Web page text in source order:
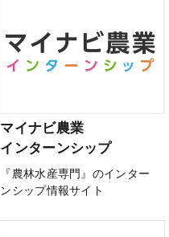
マイナビ農業
インターンシップ
『農林水産専門』のインター
ンシップ情報サイト